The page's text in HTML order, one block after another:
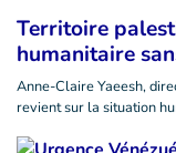
Territoire
humanitaire
Anne-Claire Yaeesh,
revient sur la situation